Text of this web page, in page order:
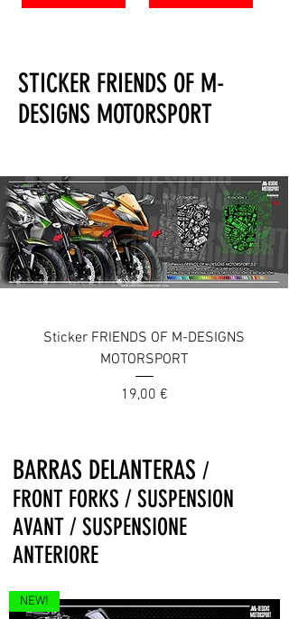
STICKER FRIENDS OF M-
DESIGNS MOTORSPORT
Sticker FRIENDS OF M-DESIGNS
MOTORSPORT
Prix
19,00 €
BARRAS DELANTERAS /
FRONT FORKS / SUSPENSION
AVANT / SUSPENSIONE
ANTERIORE
NEW!